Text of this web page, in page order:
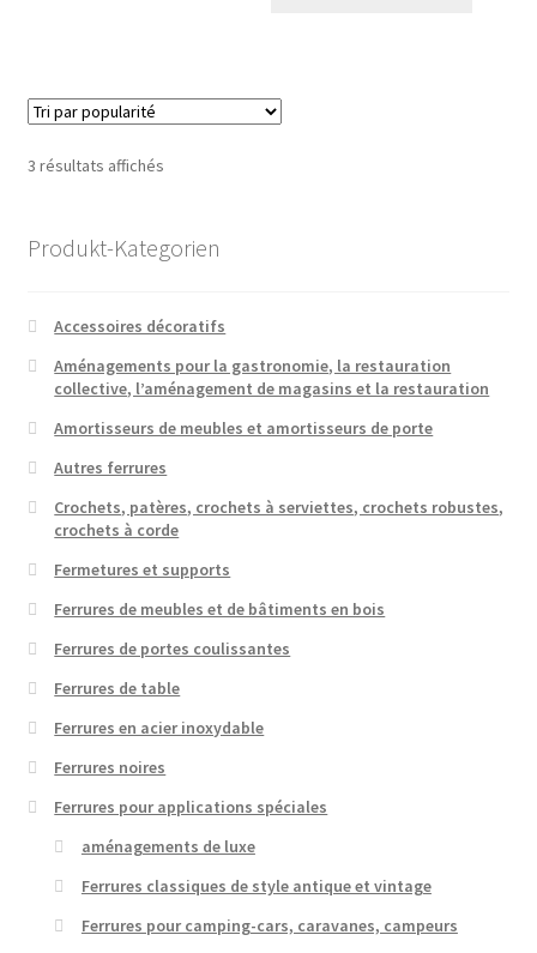
3 résultats affichésTrié
Produkt-Kategorien
Accessoires décoratifs
Aménagements pour la gastronomie, la restauration
collective, l’aménagement de magasins et la restauration
Amortisseurs de meubles et amortisseurs de porte
Autres ferrures
Crochets, patères, crochets à serviettes, crochets robustes,
crochets à corde
Fermetures et supports
Ferrures de meubles et de bâtiments en bois
Ferrures de portes coulissantes
Ferrures de table
Ferrures en acier inoxydable
Ferrures noires
Ferrures pour applications spéciales
aménagements de luxe
Ferrures classiques de style antique et vintage
Ferrures pour camping-cars, caravanes, campeurs